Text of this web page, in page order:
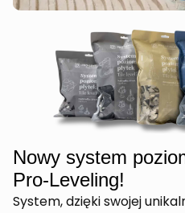
Nowy system
Pro-Leveling!
System, dzięki swojej